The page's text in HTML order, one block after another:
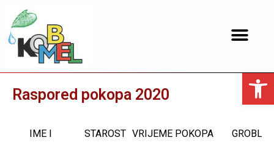
Open toolbar
Raspored pokopa 2020
IME I
STAROST VRIJEME POKOPA GROBLJE